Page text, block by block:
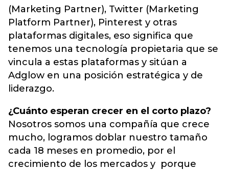
(Marketing Partner), Twitter (Marketing
Platform Partner), Pinterest y otras
plataformas digitales, eso significa que
tenemos una tecnología propietaria que se
vincula a estas plataformas y sitúan a
Adglow en una posición estratégica y de
liderazgo.
¿Cuánto esperan crecer en el corto plazo?
Nosotros somos una compañía que crece
mucho, logramos doblar nuestro tamaño
cada 18 meses en promedio, por el
crecimiento de los mercados y porque